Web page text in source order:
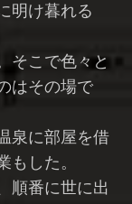
明け暮れる
そこで色々と
はその場で
泉に部屋を借
もした。
順番に世に出